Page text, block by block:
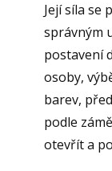
Její síla se
správným
postavení
osoby,
barev,
podle
otevřít a